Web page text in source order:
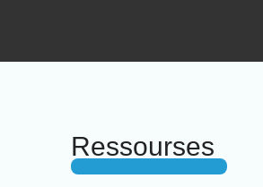
Ressourses